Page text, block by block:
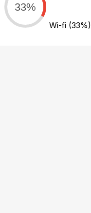
33%
Wi-fi (33%)